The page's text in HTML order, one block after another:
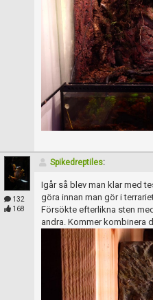
132
168
Spikedreptiles:
Igår så blev man klar med
göra innan man gör i
Försökte efterlikna sten
andra. Kommer kombinera